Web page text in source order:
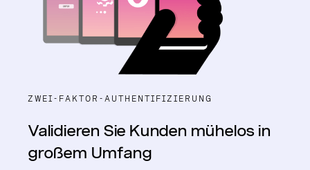
ZWEI-FAKTOR-AUTHENTIFIZIERUNG
Validieren Sie Kunden mühelos in
großem Umfang